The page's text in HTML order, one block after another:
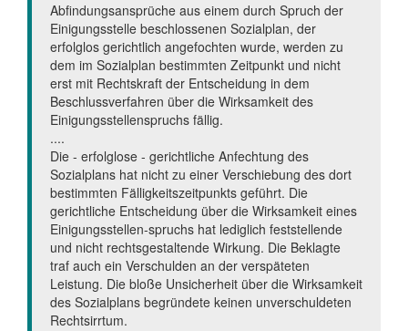
Abfindungsansprüche aus einem durch Spruch der
Einigungsstelle beschlossenen Sozialplan, der
erfolglos gerichtlich angefochten wurde, werden zu
dem im Sozialplan bestimmten Zeitpunkt und nicht
erst mit Rechtskraft der Entscheidung in dem
Beschlussverfahren über die Wirksamkeit des
Einigungsstellenspruchs fällig.
....
Die - erfolglose - gerichtliche Anfechtung des
Sozialplans hat nicht zu einer Verschiebung des dort
bestimmten Fälligkeitszeitpunkts geführt. Die
gerichtliche Entscheidung über die Wirksamkeit eines
Einigungsstellen-spruchs hat lediglich feststellende
und nicht rechtsgestaltende Wirkung. Die Beklagte
traf auch ein Verschulden an der verspäteten
Leistung. Die bloße Unsicherheit über die Wirksamkeit
des Sozialplans begründete keinen unverschuldeten
Rechtsirrtum.